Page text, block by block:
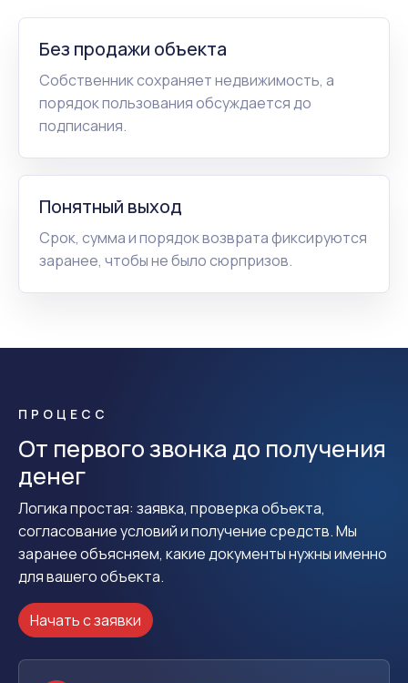
Без продажи объекта
Собственник сохраняет недвижимость, а
порядок пользования обсуждается до
подписания.
Понятный выход
Срок, сумма и порядок возврата фиксируются
заранее, чтобы не было сюрпризов.
ПРОЦЕСС
От первого звонка до получения
денег
Логика простая: заявка, проверка объекта,
согласование условий и получение средств. Мы
заранее объясняем, какие документы нужны именно
для вашего объекта.
Начать с заявки